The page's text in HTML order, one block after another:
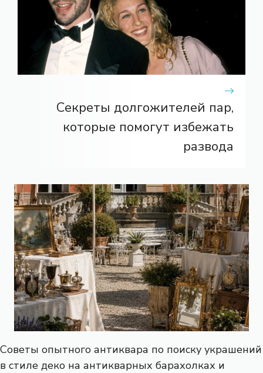
Секреты долгожителей пар,
которые помогут избежать
развода
Советы опытного антиквара по поиску украшений
в стиле деко на антикварных барахолках и